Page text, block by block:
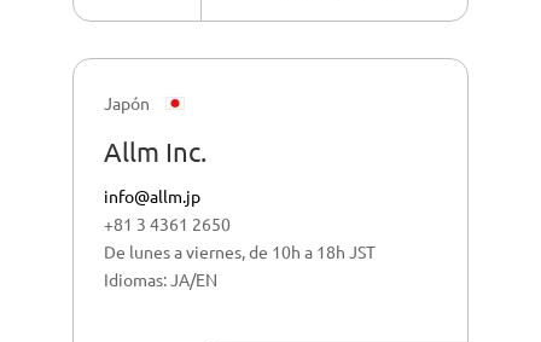
Japón
Allm Inc.
info@allm.jp
+81 3 4361 2650
De lunes a viernes, de 10h a 18h JST
Idiomas: JA/EN